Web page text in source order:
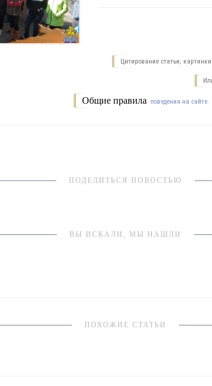
Цитирование статьи,
Общие правила поведения на сайте.
ПОДЕЛИТЬСЯ НОВОСТЬЮ
ВЫ ИСКАЛИ, МЫ НАШЛИ
ПОХОЖИЕ СТАТЬИ